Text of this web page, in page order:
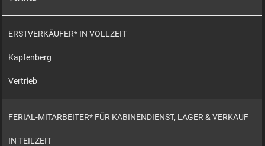
ERSTVERKÄUFER* IN VOLLZEIT
Kapfenberg
Vertrieb
FERIAL-MITARBEITER* FÜR KABINENDIENST, LAGER & VERKAUF
IN TEILZEIT